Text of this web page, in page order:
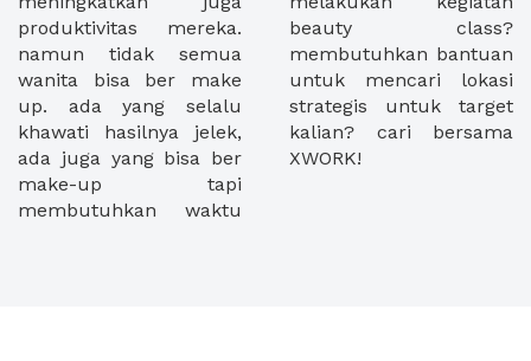
produktivitas mereka.
namun tidak semua
wanita bisa ber make
up. ada yang selalu
khawati hasilnya jelek,
ada juga yang bisa ber
make-up tapi
membutuhkan waktu
beauty class?
membutuhkan bantuan
untuk mencari lokasi
strategis untuk target
kalian? cari bersama
XWORK!